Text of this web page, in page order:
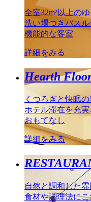
全室32m²以上のゆ
洗い場つきバス
機能的な客室
詳細をみる
Hearth
くつろぎと快眠
ホテル滞在を充実
おもてなし
詳細をみる
自然と調和した
食材や調理法に